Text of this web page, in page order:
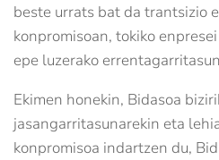
beste urrats bat da trantsizio
konpromisoan, tokiko
epe luzerako
Ekimen honekin, Bidasoa
jasangarritasunarekin eta
konpromisoa indartzen du,